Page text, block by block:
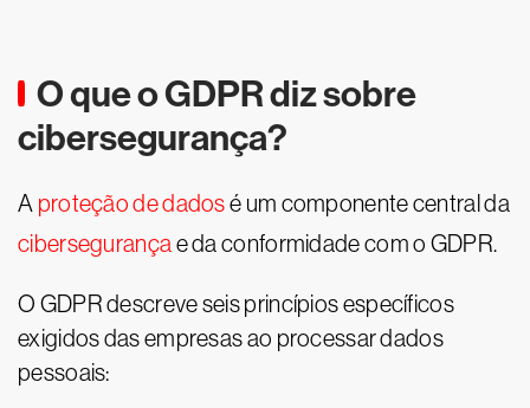
O que o GDPR diz sobre
cibersegurança?
A proteção de dadosé um componente central da
cibersegurança e da conformidade com o GDPR.
O GDPR descreve seis princípios específicos
exigidos das empresas ao processar dados
pessoais: